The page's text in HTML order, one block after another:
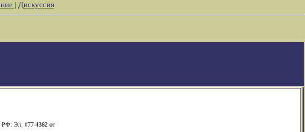
| Дискуссия
РФ: Эл. #77-4362 от